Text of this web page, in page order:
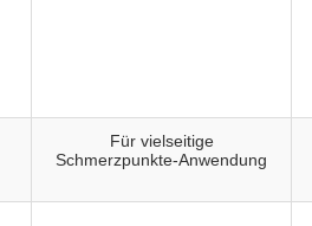
Für vielseitige
Schmerzpunkte-Anwendung